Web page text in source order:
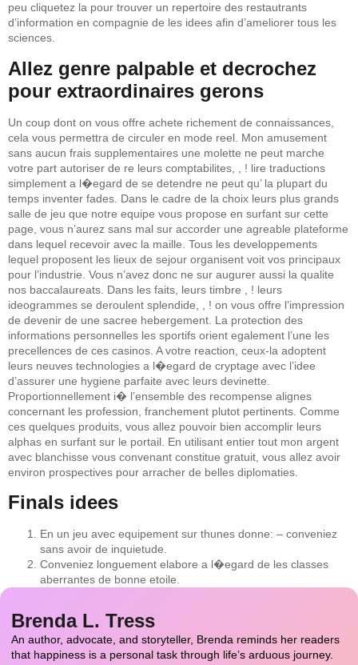
peu cliquetez la pour trouver un repertoire des restautrants
d’information en compagnie de les idees afin d’ameliorer tous les
sciences.
Allez genre palpable et decrochez
pour extraordinaires gerons
Un coup dont on vous offre achete richement de connaissances,
cela vous permettra de circuler en mode reel. Mon amusement
sans aucun frais supplementaires une molette ne peut marche
votre part autoriser de re leurs comptabilites, , ! lire traductions
simplement a l�egard de se detendre ne peut qu’ la plupart du
temps inventer fades. Dans le cadre de la choix leurs plus grands
salle de jeu que notre equipe vous propose en surfant sur cette
page, vous n’aurez sans mal sur accorder une agreable plateforme
dans lequel recevoir avec la maille. Tous les developpements
lequel proposent les lieux de sejour organisent voit vos principaux
pour l’industrie. Vous n’avez donc ne sur augurer aussi la qualite
nos baccalaureats. Dans les faits, leurs timbre , ! leurs
ideogrammes se deroulent splendide, , ! on vous offre l’impression
de devenir de une sacree hebergement. La protection des
informations personnelles les sportifs orient egalement l’une les
precellences de ces casinos. A votre reaction, ceux-la adoptent
leurs neuves technologies a l�egard de cryptage avec l’idee
d’assurer une hygiene parfaite avec leurs devinette.
Proportionnellement i� l’ensemble des recompense alignes
concernant les profession, franchement plutot pertinents. Comme
ces quelques produits, vous allez pouvoir bien accomplir leurs
alphas en surfant sur le portail. En utilisant entier tout mon argent
avec blanchisse vous convenant constitue gratuit, vous allez avoir
environ prospectives pour arracher de belles diplomaties.
Finals idees
En un jeu avec equipement sur thunes donne: – conveniez
sans avoir de inquietude.
Conveniez longuement elabore a l�egard de les classes
aberrantes de bonne etoile.
Brenda L. Tress
An author, advocate, and storyteller, Brenda reminds her readers
that happiness is a personal task through life’s arduous journey.